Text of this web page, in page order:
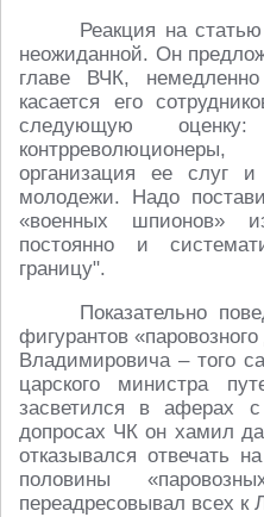
Реакция на
неожиданной. Он
главе ВЧК,
касается его
следующую
организация ее слуг
молодежи. Надо
«военных шпионов»
постоянно и
границу".
Показательно
фигурантов
Владимировича – того
царского министра
засветился в аферах
допросах ЧК он хамил
отказывался отвечать
половины
переадресовывал всех к